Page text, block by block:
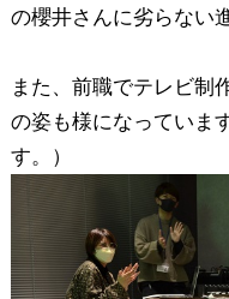
の櫻井さんに劣らない
また、前職でテレビ制
の姿も様になっていま
す。）